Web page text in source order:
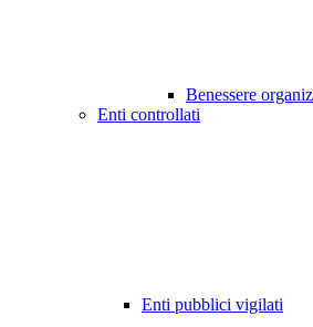
Benessere
Enti controllati
Enti pubblici vigilati